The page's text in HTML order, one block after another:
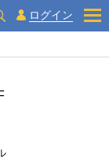
ログイン